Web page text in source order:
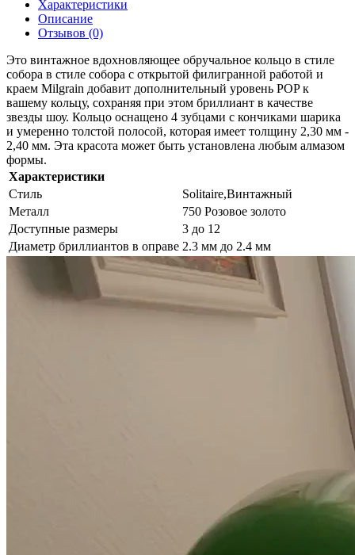
Характеристики
Описание
Отзывов (0)
Это винтажное вдохновляющее обручальное кольцо в стиле
собора в стиле собора с открытой филигранной работой и
краем Milgrain добавит дополнительный уровень POP к
вашему кольцу, сохраняя при этом бриллиант в качестве
звезды шоу. Кольцо оснащено 4 зубцами с кончиками шарика
и умеренно толстой полосой, которая имеет толщину 2,30 мм -
2,40 мм. Эта красота может быть установлена ​​любым алмазом
формы.
Характеристики
Стиль
Solitaire,Винтажный
Металл
750 Розовое золото
Доступные размеры
3 до 12
Диаметр бриллиантов в оправе 2.3 мм до 2.4 мм